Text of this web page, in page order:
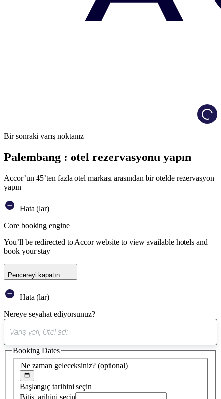
Bir sonraki varış noktanız
Palembang : otel rezervasyonu yapın
Accor’un 45’ten fazla otel markası arasından bir otelde rezervasyon
yapın
Hata (lar)
Core booking engine
You’ll be redirected to Accor website to view available hotels and
book your stay
Pencereyi kapatın
Hata (lar)
Nereye seyahat ediyorsunuz?
öneri
bulundu
Ne zaman geleceksiniz? (optional)
Başlangıç tarihini seçin
Bitiş tarihini seçin
Booking Dates